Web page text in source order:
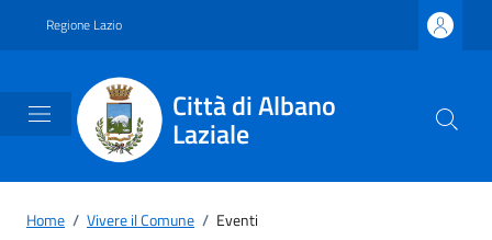
Regione Lazio
Città di Albano
Laziale
Home / Vivere il Comune / Eventi